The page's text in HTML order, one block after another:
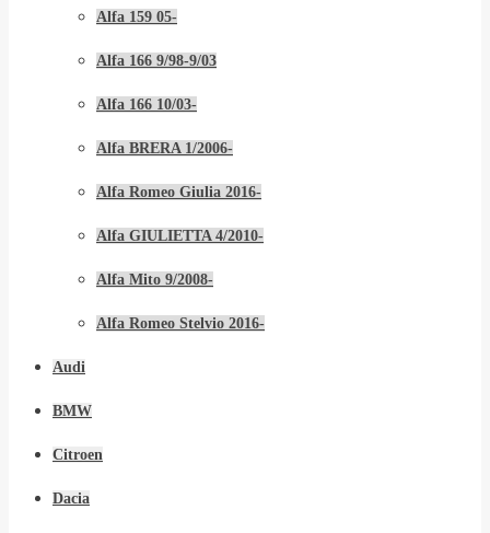
Alfa 159 05-
Alfa 166 9/98-9/03
Alfa 166 10/03-
Alfa BRERA 1/2006-
Alfa Romeo Giulia 2016-
Alfa GIULIETTA 4/2010-
Alfa Mito 9/2008-
Alfa Romeo Stelvio 2016-
Audi
BMW
Citroen
Dacia